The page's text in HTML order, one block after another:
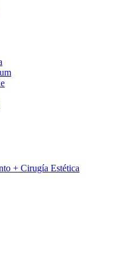
+ Cirugía Estética